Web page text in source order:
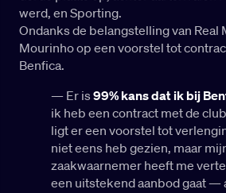
werd, en Sporting.
Ondanks de belangstelling van Real
Mourinho op een voorstel tot
Benfica.
— Er is99% kans dat ik bij
ik heb een contract met de
ligt er een voorstel tot
niet eens heb gezien, maar
zaakwaarnemer heeft me
een uitstekend aanbod gaat —